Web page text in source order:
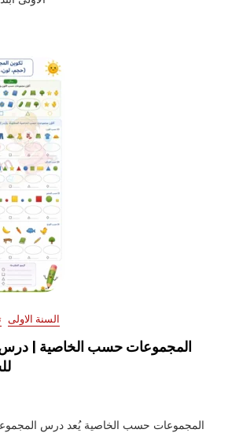
السنة الاولى
المجموعات حسب الخاصية | درس
المجموعات حسب الخاصية يُعد درس